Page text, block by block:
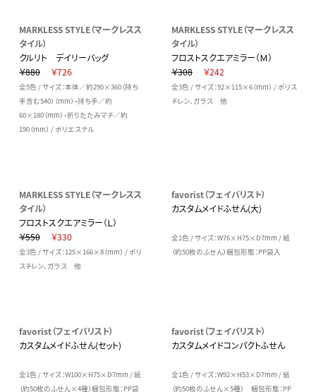
MARKLESS STYLE（マークレスス
タイル）
クルリト デイリーバッグ
￥880
￥726
全5色 / サイズ：本体／約290×360（持ち
手含む540）（mm）・持ち手／約
60×180（mm）・折りたたみマチ／約
190（mm） / ポリエステル
MARKLESS STYLE（マークレスス
タイル）
フロストスクエアミラー（Ｍ）
￥308
￥242
全3色 / サイズ：92×115×6（mm） / ポリス
チレン、ガラス 他
MARKLESS STYLE（マークレスス
タイル）
フロストスクエアミラー（Ｌ）
￥550
￥330
全3色 / サイズ：125×166×8（mm） / ポリ
スチレン、ガラス 他
favorist（フェイバリスト）
カスタムメイドふせん(大)
全1色 / サイズ：W76×H75×D7mm / 紙
（約50枚のふせん）梱包形態：PP袋入
favorist（フェイバリスト）
カスタムメイドふせん(セット)
全1色 / サイズ：W100×H75×D7mm / 紙
（約50枚のふせん×4種）梱包形態：PP袋
favorist（フェイバリスト）
カスタムメイドコンパクトふせん
全1色 / サイズ：W92×H53×D7mm / 紙
（約50枚のふせん×5種） 梱包形態：PP